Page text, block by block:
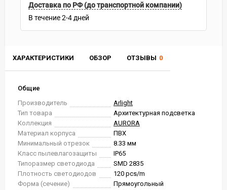
ХАРАКТЕРИСТИКИ ОБЗОР ОТЗЫВЫ 0
Общие
Производитель
Arlight
Тип товара
Архитектурная подсветка
Коллекция
AURORA
Материал корпуса
ПВХ
Минимальный отрезок
8.33 мм
Класс пылевлагозащиты
IP65
Типоразмер светодиода
SMD 2835
Плотность светодиодов
120 pcs/m
Форма (сечение)
Прямоугольный
Доставка по РФ (до транспортной компании)
В течение2-4 дней